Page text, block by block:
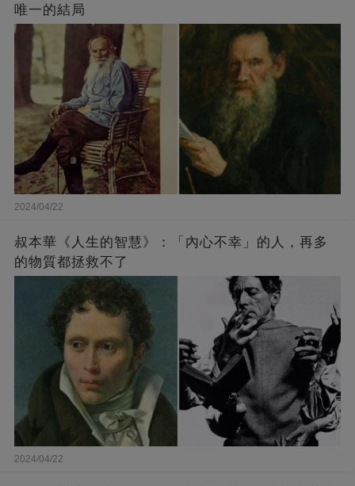
唯一的結局
2024/04/22
叔本華《人生的智慧》：「內心不幸」的人，再多
的物質都拯救不了
2024/04/22